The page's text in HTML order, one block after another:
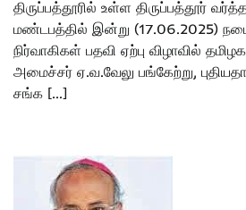
திருப்பத்தூரில் உள்ள திருப்பத்தூர்
மண்டபத்தில் இன்று (17.06.2025)
நிர்வாகிகள் பதவி ஏற்பு விழாவில்
அமைச்சர் ஏ.வ.வேலு பங்கேற்று,
சங்க […]